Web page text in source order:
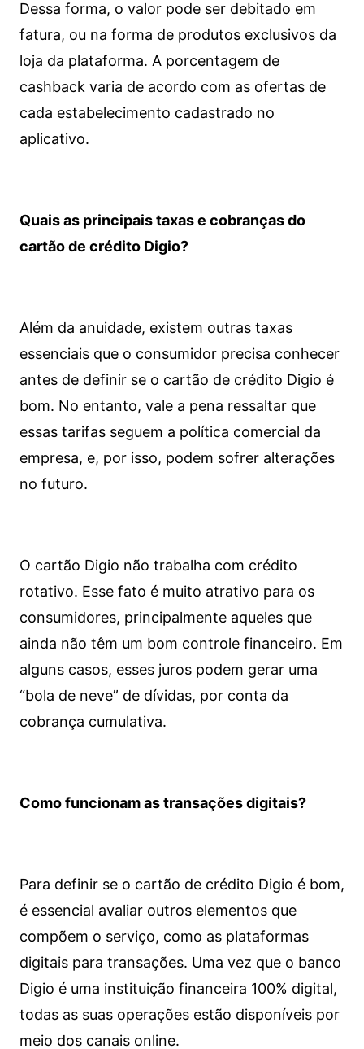
Dessa forma, o valor pode ser debitado em
fatura, ou na forma de produtos exclusivos da
loja da plataforma. A porcentagem de
cashback varia de acordo com as ofertas de
cada estabelecimento cadastrado no
aplicativo.
Quais as principais taxas e cobranças do
cartão de crédito Digio?
Além da anuidade, existem outras taxas
essenciais que o consumidor precisa conhecer
antes de definir se o cartão de crédito Digio é
bom. No entanto, vale a pena ressaltar que
essas tarifas seguem a política comercial da
empresa, e, por isso, podem sofrer alterações
no futuro.
O cartão Digio não trabalha com crédito
rotativo. Esse fato é muito atrativo para os
consumidores, principalmente aqueles que
ainda não têm um bom controle financeiro. Em
alguns casos, esses juros podem gerar uma
“bola de neve” de dívidas, por conta da
cobrança cumulativa.
Como funcionam as transações digitais?
Para definir se o cartão de crédito Digio é bom,
é essencial avaliar outros elementos que
compõem o serviço, como as plataformas
digitais para transações. Uma vez que o banco
Digio é uma instituição financeira 100% digital,
todas as suas operações estão disponíveis por
meio dos canais online.